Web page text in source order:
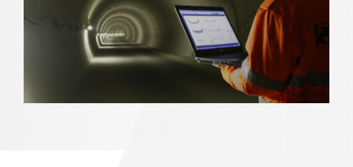
DOWNLOAD CENTER